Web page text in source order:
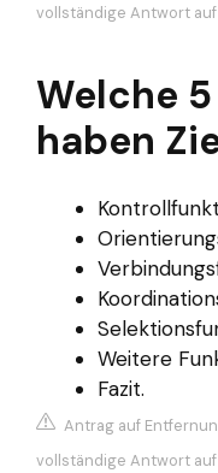
vollständige Antwort auf
Welche
haben
Weitere
Fazit.
Antrag auf
vollständige Antwort